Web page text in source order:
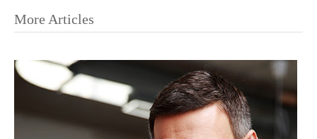
Post
More Articles